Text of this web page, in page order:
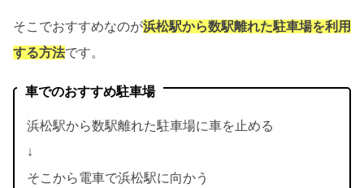
そこでおすすめなのが浜松駅から数駅離れた駐車場を利用
する方法です。
車でのおすすめ駐車場
浜松駅から数駅離れた駐車場に車を止める
↓
そこから電車で浜松駅に向かう